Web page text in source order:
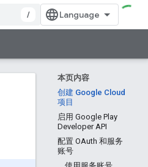
/
本页内容
创建 Google Cloud
项目
启用 Google Play
Developer API
配置 OAuth 和服务
账号